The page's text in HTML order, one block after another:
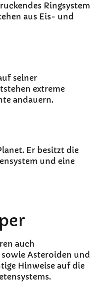
Ringsystem
aus Eis- und
seiner
extreme
andauern.
Er besitzt die
und eine
auch
Asteroiden und
Hinweise auf die